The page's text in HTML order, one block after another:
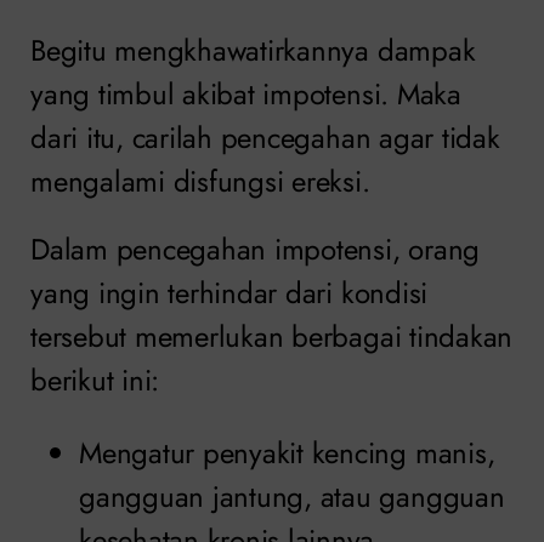
Begitu mengkhawatirkannya dampak
yang timbul akibat impotensi. Maka
dari itu, carilah pencegahan agar tidak
mengalami disfungsi ereksi.
Dalam pencegahan impotensi, orang
yang ingin terhindar dari kondisi
tersebut memerlukan berbagai tindakan
berikut ini:
Mengatur penyakit kencing manis,
gangguan jantung, atau gangguan